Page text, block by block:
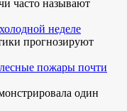
часто называют
неделе
прогнозируют
лесные пожары почти
один